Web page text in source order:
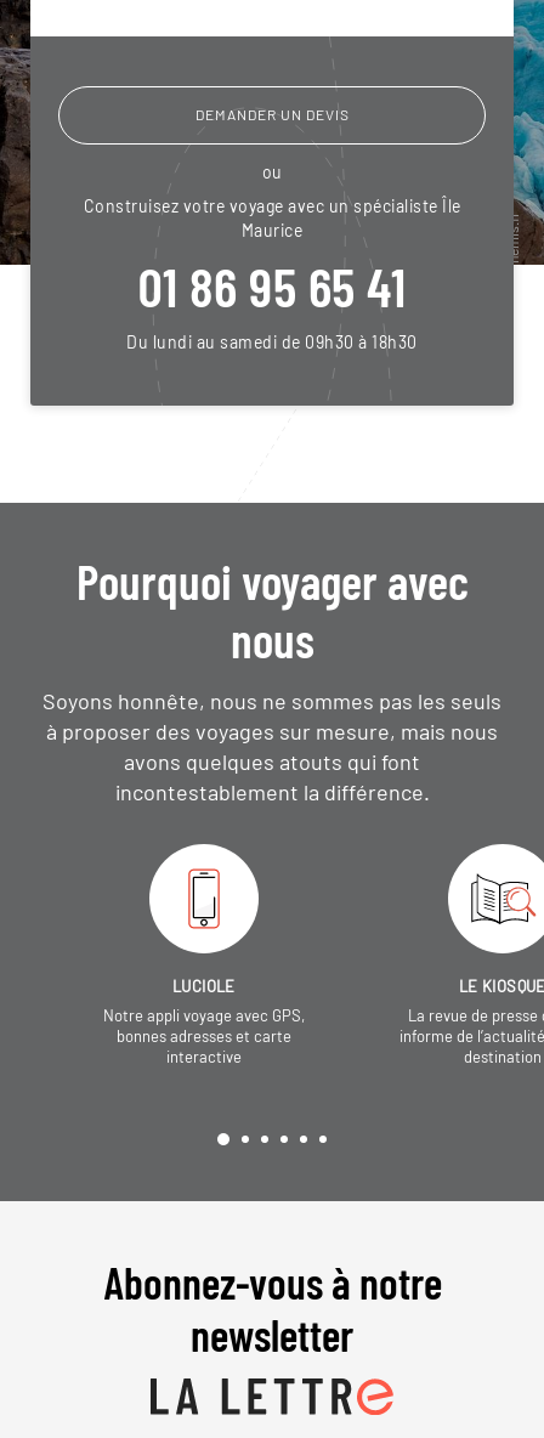
DEMANDER UN DEVIS
ou
Construisez votre voyage avec un spécialiste Île
Maurice
01 86 95 65 41
Du lundi au samedi de 09h30 à 18h30
Pourquoi voyager avec
nous
Soyons honnête, nous ne sommes pas les seuls
à proposer des voyages sur mesure, mais nous
avons quelques atouts qui font
incontestablement la différence.
LUCIOLE
Notre appli voyage avec GPS,
bonnes adresses et carte
interactive
LE
La revue de presse
informe de
destination
Abonnez-vous à notre
newsletter